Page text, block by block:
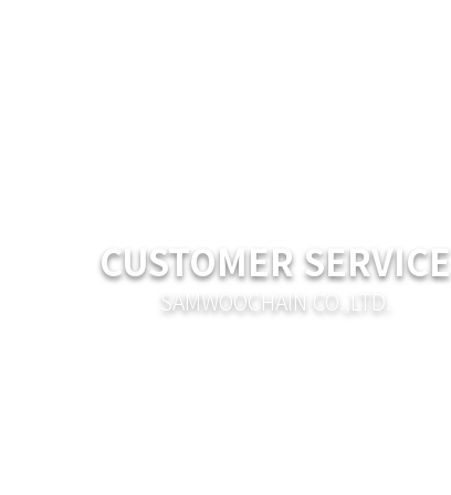
CUSTOMER SERVICE
SAMWOOCHAIN CO.,LTD.